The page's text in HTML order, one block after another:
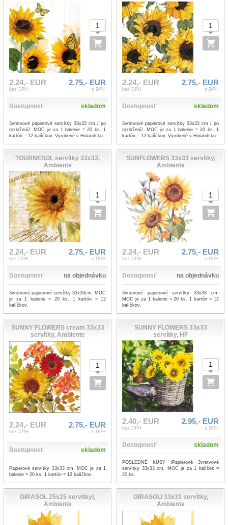
2.24,- EUR
bez DPH
2.75,- EUR
s DPH
Dostupnosť skladom
3vrstvové papierové servítky 33x33 cm / po
rozložení/. MOC je za 1 balenie = 20 ks. 1
kartón = 12 balíčkov. Vyrobené v Holandsku.
2.24,- EUR
bez DPH
2.75,- EUR
s DPH
Dostupnosť skladom
3vrstvové papierové servítky 33x33 cm / po
rozložení/. MOC je za 1 balenie = 20 ks. 1
kartón = 12 balíčkov. Vyrobené v Holandsku.
TOURNESOL servítky 33x33,
Ambiente
2.24,- EUR
bez DPH
2.75,- EUR
s DPH
Dostupnosť na objednávku
3vrstvové papierové servítky 33x33cm. MOC
je za 1 balenie = 20 ks. 1 kartón = 12
balíčkov.
SUNFLOWERS 33x33 servítky,
Ambiente
2.24,- EUR
bez DPH
2.75,- EUR
s DPH
Dostupnosť na objednávku
3vrstvové papierové servítky 33x33 cm.
MOC je za 1 balenie = 20 ks. 1 kartón = 12
balíčkov.
SUNNY FLOWERS cream 33x33
servítky, Ambiente
2.24,- EUR
bez DPH
2.75,- EUR
s DPH
Dostupnosť skladom
Papierové servítky 33x33 cm. MOC je za 1
balenie = 20 ks. 1 kartón = 12 balíčkov.
SUNNY FLOWERS 33x33
servítky, HF
2.40,- EUR
bez DPH
2.95,- EUR
s DPH
Dostupnosť skladom
POSLEDNÉ KUSY !Papierové 3vrstvové
servítky 33x33 cm. MOC je za 1 balíček =
20 ks.
GIRASOL 25x25 servítkyI,
Ambiente
GIRASOLI 33x33 servítky,
Ambiente